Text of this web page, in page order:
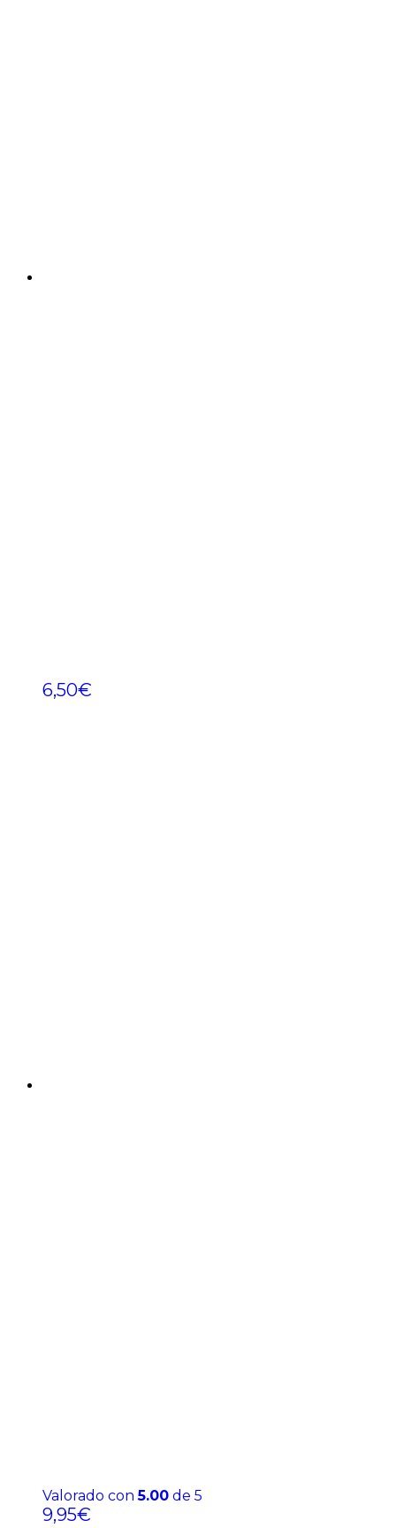
6,50€
Valorado con5.00 de 5
9,95€